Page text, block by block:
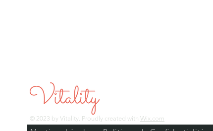
© 2023 by Vitality. Proudly created with Wix.com